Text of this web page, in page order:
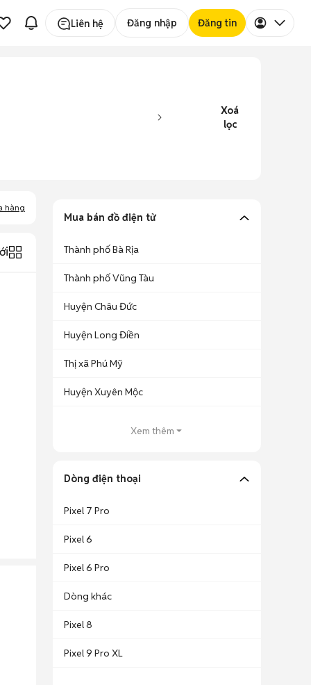
Liên hệ Đăng nhập Đăng tin
Xoá
lọc
hàng
Mua bán đồ điện tử
Thành phố Bà Rịa
Thành phố Vũng Tàu
Huyện Châu Đức
Huyện Long Điền
Thị xã Phú Mỹ
Huyện Xuyên Mộc
Xem thêm
Dòng điện thoại
Pixel 7 Pro
Pixel 6
Pixel 6 Pro
Dòng khác
Pixel 8
Pixel 9 Pro XL